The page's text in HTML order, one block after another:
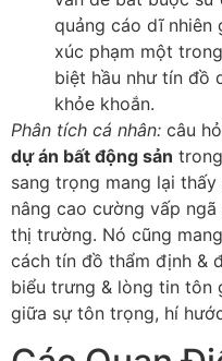
quảng cáo dĩ nhiên
xúc phạm một
biệt hầu như tín đồ
khỏe khoắn.
Phân tích cá nhân: câu
dự án bất động sản
sang trọng mang lại
nâng cao cường vấp
thị trường. Nó cũng
cách tín đồ thẩm định &
biểu trưng & lòng tin tôn
giữa sự tôn trọng, hí